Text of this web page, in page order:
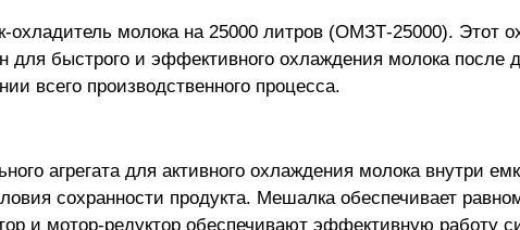
молока на 25000 литров (ОМЗТ-25000). Этот
быстрого и эффективного охлаждения молока после
всего производственного процесса.
агрегата для активного охлаждения молока внутри
сохранности продукта. Мешалка обеспечивает
и мотор-редуктор обеспечивают эффективную работу